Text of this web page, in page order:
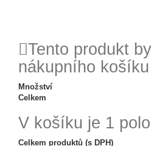
Tento produkt
nákupního košíku
Množství
Celkem
V košíku je 1
Celkem produktů (s DPH)